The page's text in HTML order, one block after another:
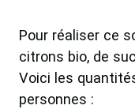
Pour réaliser ce
citrons bio, de
Voici les
personnes :